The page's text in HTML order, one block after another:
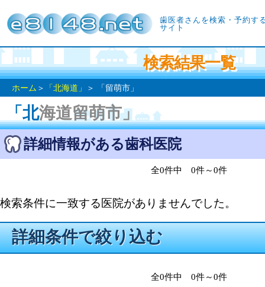
歯医者さんを検索・予約す
サイト
検索結果一覧
ホーム ＞ 「北海道」 ＞ 「留萌市」
「北海道留萌市」
詳細情報がある歯科医院
全0件中 0件～0件
検索条件に一致する医院がありませんでした。
詳細条件で絞り込む
全0件中 0件～0件